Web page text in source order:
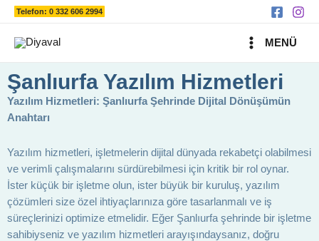
İçeriğeTelefon: 0 332 606 2994
MAIN
MENÜ
Şanlıurfa Yazılım Hizmetleri
Yazılım Hizmetleri: Şanlıurfa Şehrinde Dijital Dönüşümün
Anahtarı
Yazılım hizmetleri, işletmelerin dijital dünyada rekabetçi olabilmesi
ve verimli çalışmalarını sürdürebilmesi için kritik bir rol oynar.
İster küçük bir işletme olun, ister büyük bir kuruluş, yazılım
çözümleri size özel ihtiyaçlarınıza göre tasarlanmalı ve iş
süreçlerinizi optimize etmelidir. Eğer Şanlıurfa şehrinde bir işletme
sahibiyseniz ve yazılım hizmetleri arayışındaysanız, doğru
Ara